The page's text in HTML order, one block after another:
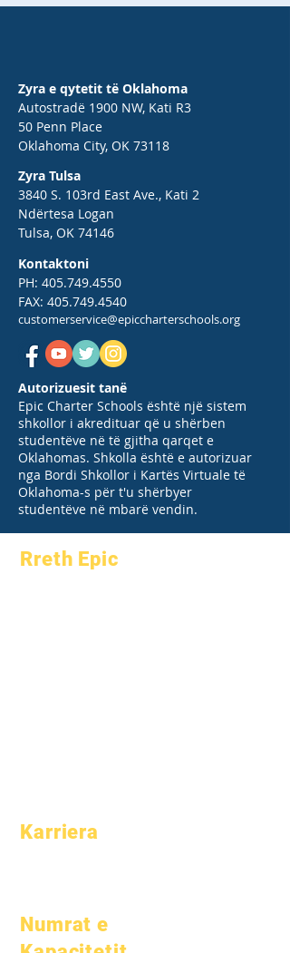
Zyra e qytetit të Oklahoma
Autostradë 1900 NW, Kati R3
50 Penn Place
Oklahoma City, OK 73118
Zyra Tulsa
3840 S. 103rd East Ave., Kati 2
Ndërtesa Logan
Tulsa, OK 74146
Kontaktoni
PH: 405.749.4550
FAX: 405.749.4540
customerservice@epiccharterschools.org
Autorizuesit tanë
Epic Charter Schools është një sistem
shkollor i akredituar që u shërben
studentëve në të gjitha qarqet e
Oklahomas. Shkolla është e autorizuar
nga Bordi Shkollor i Kartës Virtuale të
Oklahoma-s për t'u shërbyer
studentëve në mbarë vendin.
Rreth Epic
Karriera
Numrat e